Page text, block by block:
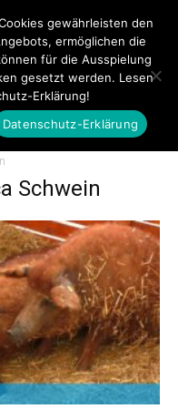
Schwein
gewährleisten den
ermöglichen die
für die Ausspielung
gesetzt werden. Lesen
Erklärung!
Datenschutz-Erklärung